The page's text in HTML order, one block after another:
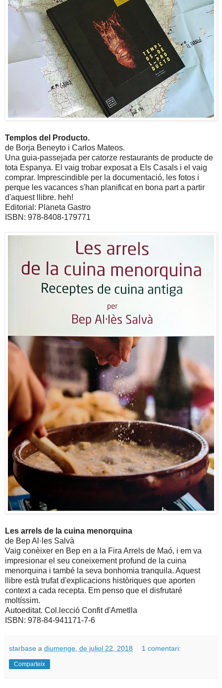
Templos del Producto.
de Borja Beneyto i Carlos Mateos.
Una guia-passejada per catorze restaurants de producte de
tota Espanya. El vaig trobar exposat a Els Casals i el vaig
comprar. Imprescindible per la documentació, les fotos i
perque les vacances s'han planificat en bona part a partir
d'aquest llibre. heh!
Editorial: Planeta Gastro
ISBN: 978-8408-179771
Les arrels de la cuina menorquina
de Bep Al·les Salvà
Vaig conèixer en Bep en a la Fira Arrels de Maó, i em va
impresionar el seu coneixement profund de la cuina
menorquina i també la seva bonhomia tranquila. Aquest
llibre està trufat d'explicacions històriques que aporten
context a cada recepta. Em penso que el disfrutaré
moltíssim.
Autoeditat. Col.lecció Confit d'Ametlla
ISBN: 978-84-941171-7-6
starbase a diumenge, de juliol 22, 2018 1 comentari:
Comparteix